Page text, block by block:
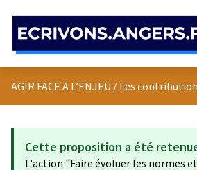
AGIR FACE A L’ENJEU / Les
Cette proposition a été
L'action "Faire évoluer les normes